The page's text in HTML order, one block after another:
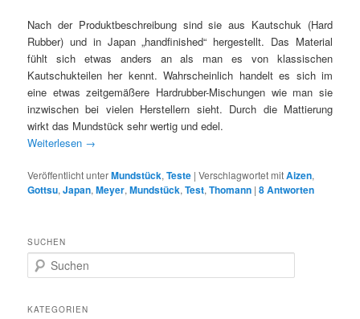
Nach der Produktbeschreibung sind sie aus Kautschuk (Hard
Rubber) und in Japan „handfinished“ hergestellt. Das Material
fühlt sich etwas anders an als man es von klassischen
Kautschukteilen her kennt. Wahrscheinlich handelt es sich im
eine etwas zeitgemäßere Hardrubber-Mischungen wie man sie
inzwischen bei vielen Herstellern sieht. Durch die Mattierung
wirkt das Mundstück sehr wertig und edel.
Weiterlesen →
Veröffentlicht unterMundstück,Teste |Verschlagwortet mitAizen,
Gottsu,Japan,Meyer,Mundstück,Test,Thomann |8Antworten
SUCHEN
u
h
KATEGORIEN